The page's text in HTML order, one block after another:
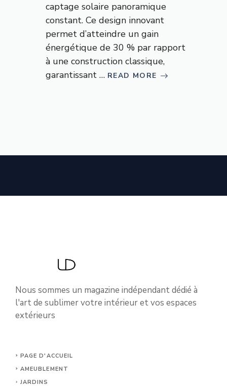
captage solaire panoramique
constant. Ce design innovant
permet d’atteindre un gain
énergétique de 30 % par rapport
à une construction classique,
garantissant … READ MORE
Nous sommes un magazine indépendant dédié à
l'art de sublimer votre intérieur et vos espaces
extérieurs
PAGE D'ACCUEIL
AMEUBLEMENT
JARDINS